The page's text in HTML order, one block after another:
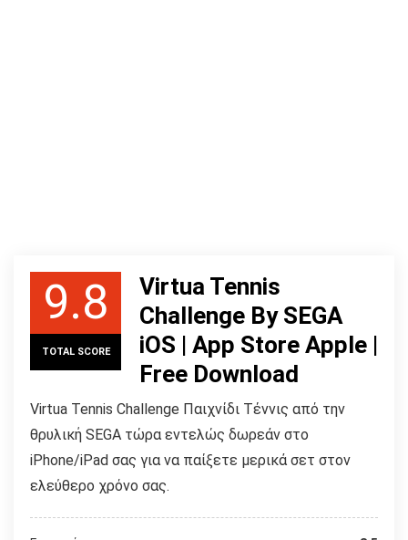
9.8
TOTAL SCORE
Virtua Tennis
Challenge By SEGA
iOS | App Store Apple |
Free Download
Virtua Tennis Challenge Παιχνίδι Τέννις από την
θρυλική SEGA τώρα εντελώς δωρεάν στο
iPhone/iPad σας για να παίξετε μερικά σετ στον
ελεύθερο χρόνο σας.